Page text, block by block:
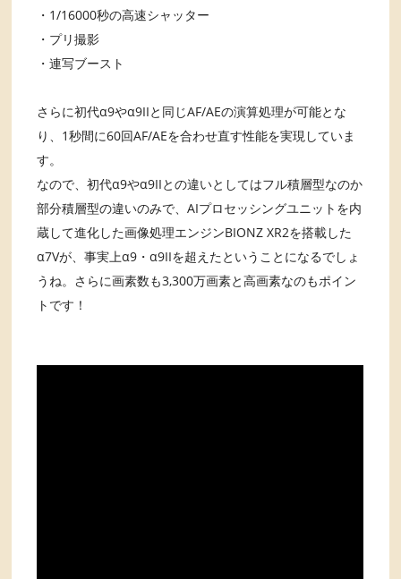
・1/16000秒の高速シャッター
・プリ撮影
・連写ブースト
さらに初代α9やα9IIと同じAF/AEの演算処理が可能とな
り、1秒間に60回AF/AEを合わせ直す性能を実現していま
す。
なので、初代α9やα9IIとの違いとしてはフル積層型なのか
部分積層型の違いのみで、AIプロセッシングユニットを内
蔵して進化した画像処理エンジンBIONZ XR2を搭載した
α7Vが、事実上α9・α9IIを超えたということになるでしょ
うね。さらに画素数も3,300万画素と高画素なのもポイン
トです！